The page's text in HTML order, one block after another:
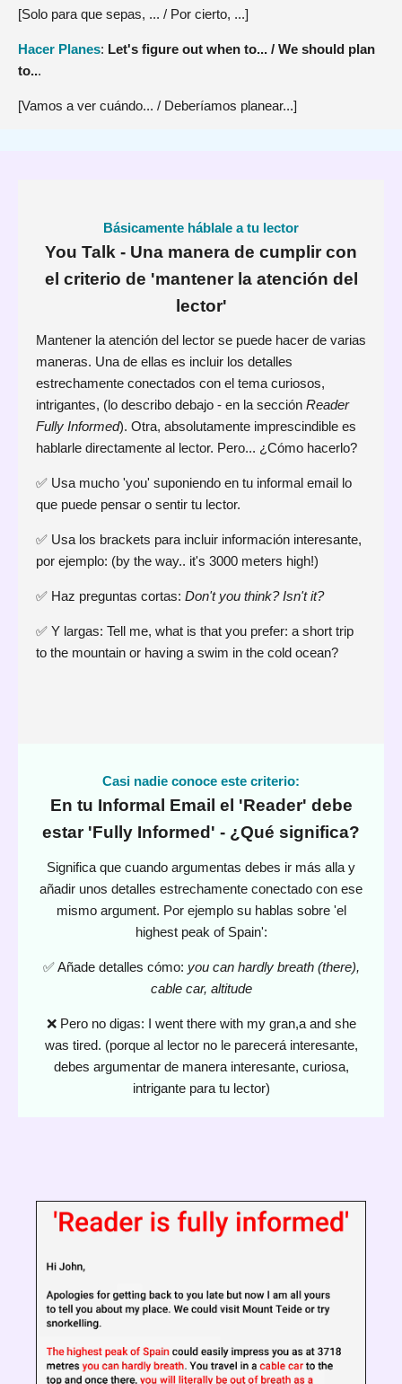
[Solo para que sepas, ... / Por cierto, ...]
Hacer Planes: Let's figure out when to... / We should plan
to...
[Vamos a ver cuándo... / Deberíamos planear...]
Básicamente háblale a tu lector
You Talk - Una manera de cumplir con
el criterio de 'mantener la atención del
lector'
Mantener la atención del lector se puede hacer de varias
maneras. Una de ellas es incluir los detalles
estrechamente conectados con el tema curiosos,
intrigantes, (lo describo debajo - en la sección Reader
Fully Informed). Otra, absolutamente imprescindible es
hablarle directamente al lector. Pero... ¿Cómo hacerlo?
✅ Usa mucho 'you' suponiendo en tu informal email lo
que puede pensar o sentir tu lector.
✅ Usa los brackets para incluir información interesante,
por ejemplo: (by the way.. it's 3000 meters high!)
✅ Haz preguntas cortas: Don't you think? Isn't it?
✅ Y largas: Tell me, what is that you prefer: a short trip
to the mountain or having a swim in the cold ocean?
Casi nadie conoce este criterio:
En tu Informal Email el 'Reader' debe
estar 'Fully Informed' - ¿Qué significa?
Significa que cuando argumentas debes ir más alla y
añadir unos detalles estrechamente conectado con ese
mismo argument. Por ejemplo su hablas sobre 'el
highest peak of Spain':
✅ Añade detalles cómo: you can hardly breath (there),
cable car, altitude
❌ Pero no digas: I went there with my gran,a and she
was tired. (porque al lector no le parecerá interesante,
debes argumentar de manera interesante, curiosa,
intrigante para tu lector)